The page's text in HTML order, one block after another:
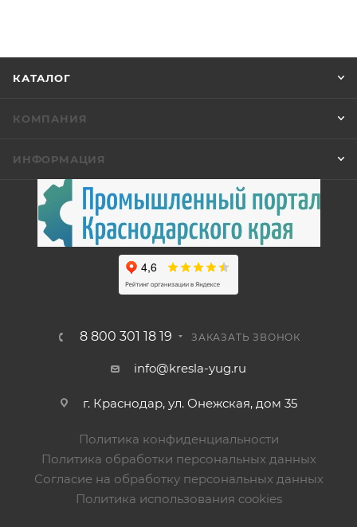
КАТАЛОГ
КОМПАНИЯ
ИНФОРМАЦИЯ
8 800 301 18 19 ЗАКАЗАТЬ ЗВОНОК
info@kresla-yug.ru
г. Краснодар, ул. Онежская, дом 35
Политика конфиденциальности
Политика обработки персональных данных
Согласие на обработку персональных данных
Политика использования cookies